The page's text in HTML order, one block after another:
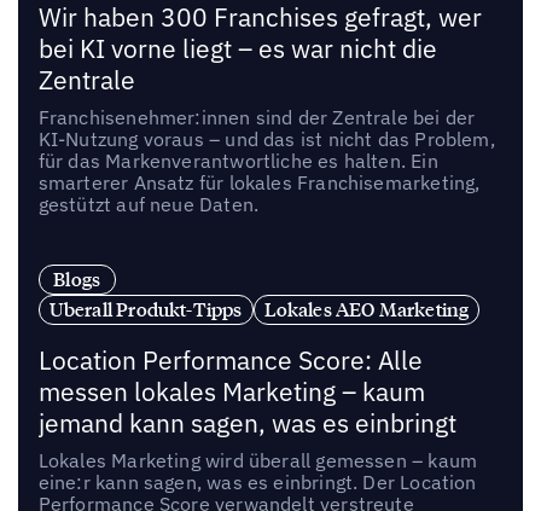
Wir haben 300 Franchises gefragt, wer
bei KI vorne liegt – es war nicht die
Zentrale
Franchisenehmer:innen sind der Zentrale bei der
KI-Nutzung voraus – und das ist nicht das Problem,
für das Markenverantwortliche es halten. Ein
smarterer Ansatz für lokales Franchisemarketing,
gestützt auf neue Daten.
Blogs
Uberall Produkt-Tipps
Lokales AEO Marketing
Location Performance Score: Alle
messen lokales Marketing – kaum
jemand kann sagen, was es einbringt
Lokales Marketing wird überall gemessen – kaum
eine:r kann sagen, was es einbringt. Der Location
Performance Score verwandelt verstreute